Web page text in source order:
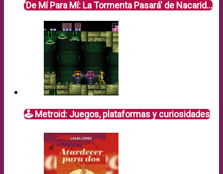
'De Mí Para Mí: La Tormenta Pasará' de Nacarid…
🕹️ Metroid: Juegos, plataformas y curiosidades